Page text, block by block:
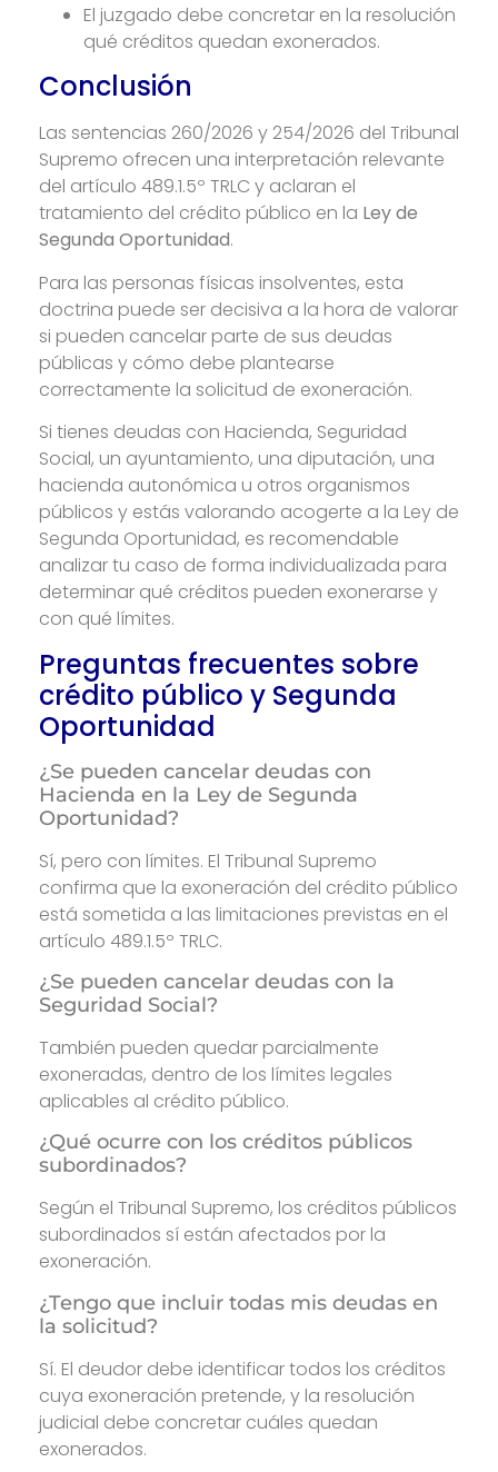
El juzgado debe concretar en la resolución
qué créditos quedan exonerados.
Conclusión
Las sentencias 260/2026 y 254/2026 del Tribunal
Supremo ofrecen una interpretación relevante
del artículo 489.1.5º TRLC y aclaran el
tratamiento del crédito público en la Ley de
Segunda Oportunidad.
Para las personas físicas insolventes, esta
doctrina puede ser decisiva a la hora de valorar
si pueden cancelar parte de sus deudas
públicas y cómo debe plantearse
correctamente la solicitud de exoneración.
Si tienes deudas con Hacienda, Seguridad
Social, un ayuntamiento, una diputación, una
hacienda autonómica u otros organismos
públicos y estás valorando acogerte a la Ley de
Segunda Oportunidad, es recomendable
analizar tu caso de forma individualizada para
determinar qué créditos pueden exonerarse y
con qué límites.
Preguntas frecuentes sobre
crédito público y Segunda
Oportunidad
¿Se pueden cancelar deudas con
Hacienda en la Ley de Segunda
Oportunidad?
Sí, pero con límites. El Tribunal Supremo
confirma que la exoneración del crédito público
está sometida a las limitaciones previstas en el
artículo 489.1.5º TRLC.
¿Se pueden cancelar deudas con la
Seguridad Social?
También pueden quedar parcialmente
exoneradas, dentro de los límites legales
aplicables al crédito público.
¿Qué ocurre con los créditos públicos
subordinados?
Según el Tribunal Supremo, los créditos públicos
subordinados sí están afectados por la
exoneración.
¿Tengo que incluir todas mis deudas en
la solicitud?
Sí. El deudor debe identificar todos los créditos
cuya exoneración pretende, y la resolución
judicial debe concretar cuáles quedan
exonerados.